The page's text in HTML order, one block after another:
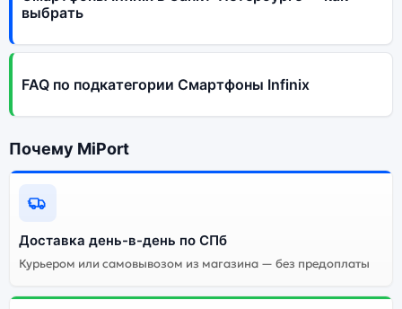
выбрать
FAQ по подкатегории Смартфоны Infinix
Почему MiPort
Доставка день-в-день по СПб
Курьером или самовывозом из магазина — без предоплаты